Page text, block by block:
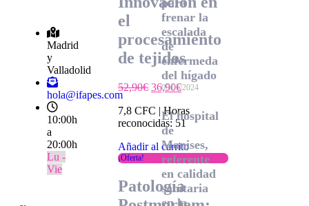
Madrid
y
Valladolid
hola@ifapes.com
10:00h
a
20:00h
Lu -
Vie
el
procesamiento
de tejidos
52,90€ 36,90€
7,8 CFC | Horas
reconocidas: 51
Añadir al carrito
¡Oferta!
Patología
frenar la
escalada
de
enfermedades
del hígado
05/05/2024
El hospital
de
Manises,
referente
en calidad
sanitaria
en la